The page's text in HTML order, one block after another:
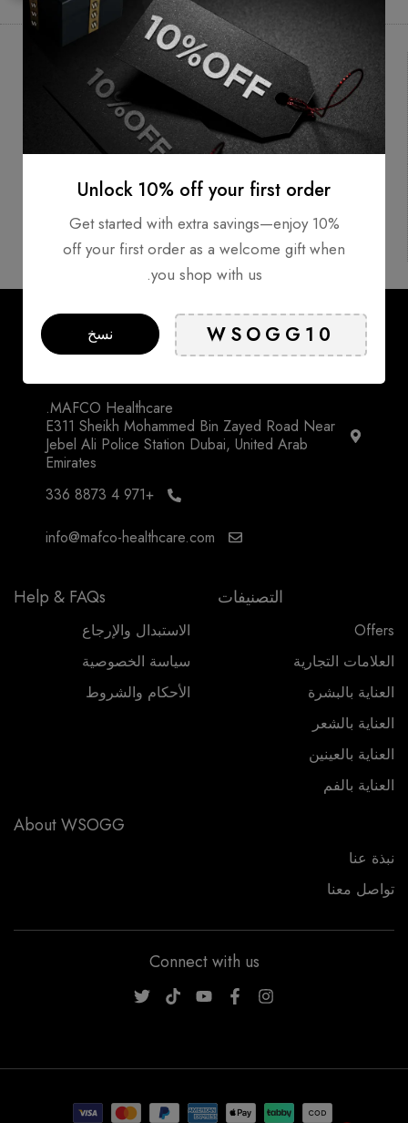
شحن مجاني
Delivery 1-2
working
days*
الدفع بطريقة
آمنة
Authentic
Products
MAFCO Healthcare.
E311 Sheikh Mohammed Bin Zayed Road Near
Jebel Ali Police Station Dubai, United Arab
Emirates
+971 4 8873 336
info@mafco-healthcare.com
التصنيفات
Offers
العلامات التجارية
العناية بالبشرة
العناية بالشعر
العناية بالعينين
العناية بالفم
Help & FAQs
الاستبدال والإرجاع
سياسة الخصوصية
الأحكام والشروط
About WSOGG
نبذة عنا
تواصل معنا
Connect with us
Unlock 10% off your first order
Get started with extra savings—enjoy 10%
off your first order as a welcome gift when
you shop with us.
نسخ